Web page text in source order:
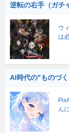
逆転の右手（ガチ
ウ
は
AI時代の"ものづ
ん